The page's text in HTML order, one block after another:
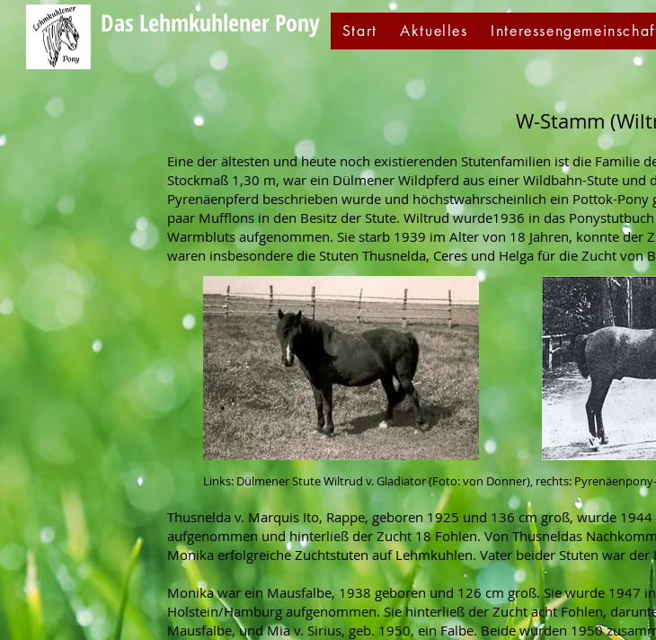
Das Lehmkuhlener Pony Start Aktuelles
W-Stamm
Eine der ältesten und heute noch existierenden Stutenfamilien ist die Familie
Stockmaß 1,30 m, war ein Dülmener Wildpferd aus einer Wildbahn-Stute und
Pyrenäenpferd beschrieben wurde und höchstwahrscheinlich ein Pottok-
paar Mufflons in den Besitz der Stute. Wiltrud wurde1936 in das
Warmbluts aufgenommen. Sie starb 1939 im Alter von 18 Jahren, konnte der
waren insbesondere die Stuten Thusnelda, Ceres und Helga für die Zucht von
Links: Dülmener Stute Wiltrud v. Gladiator (Foto: von Donner), rechts:
Thusnelda v. Marquis Ito, Rappe, geboren 1925 und 136 cm groß, wurde
aufgenommen und hinterließ der Zucht 18 Fohlen. Von Thusneldas
Monika erfolgreiche Zuchtstuten auf Lehmkuhlen. Vater beider Stuten war der
Monika war ein Mausfalbe, 1938 geboren und 126 cm groß. Sie wurde 1947
Holstein/Hamburg aufgenommen. Sie hinterließ der Zucht acht Fohlen,
Mausfalbe, und Mia v. Sirius, geb. 1950, ein Falbe. Beide wurden 1950